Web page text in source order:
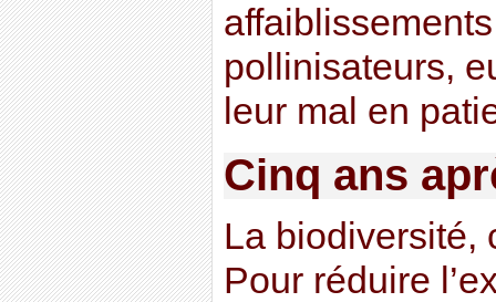
pollinisateurs,
leur mal en
Cinq ans
La biodiversité,
Pour réduire